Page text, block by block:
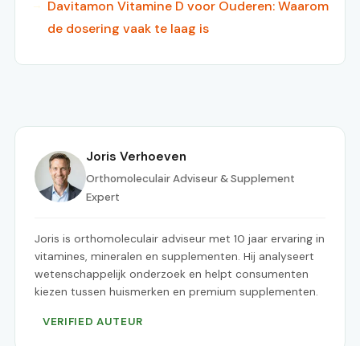
Davitamon Vitamine D voor Ouderen: Waarom
de dosering vaak te laag is
Joris Verhoeven
Orthomoleculair Adviseur & Supplement
Expert
Joris is orthomoleculair adviseur met 10 jaar ervaring in
vitamines, mineralen en supplementen. Hij analyseert
wetenschappelijk onderzoek en helpt consumenten
kiezen tussen huismerken en premium supplementen.
VERIFIED AUTEUR